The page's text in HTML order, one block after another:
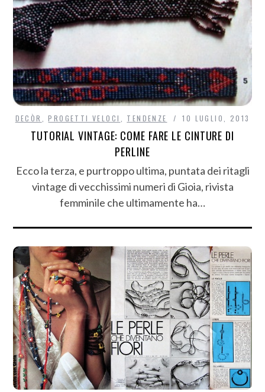
DECÒR ,PROGETTI VELOCI , TENDENZE 10 LUGLIO, 2013
TUTORIAL VINTAGE: COME FARE LE CINTURE DI
PERLINE
Ecco la terza, e purtroppo ultima, puntata dei ritagli
vintage di vecchissimi numeri di Gioia, rivista
femminile che ultimamente ha…